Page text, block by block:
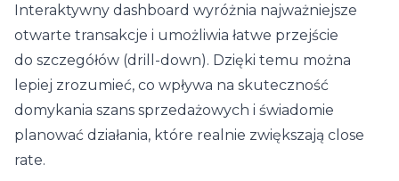
Interaktywny dashboard wyróżnia najważniejsze
otwarte transakcje i umożliwia łatwe przejście
do szczegółów (drill-down). Dzięki temu można
lepiej zrozumieć, co wpływa na skuteczność
domykania szans sprzedażowych i świadomie
planować działania, które realnie zwiększają close
rate.